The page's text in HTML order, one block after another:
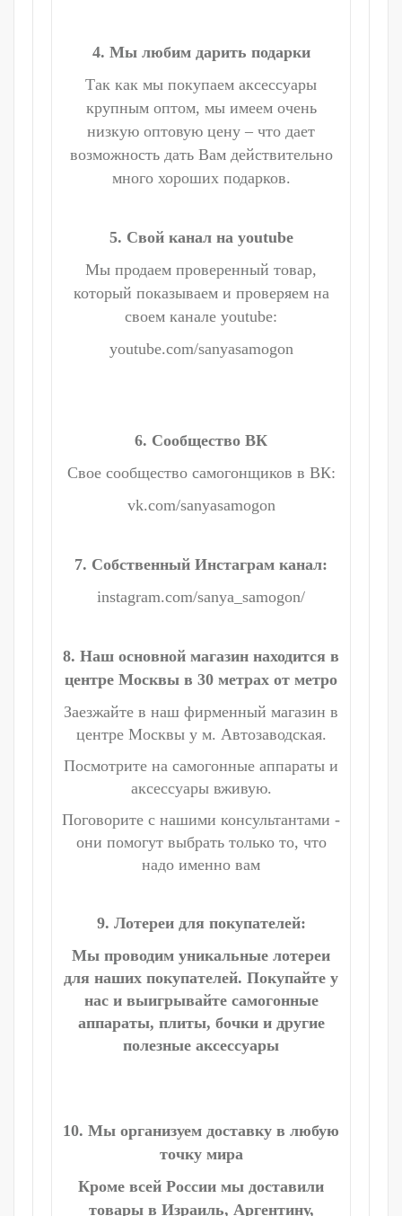
4. Мы любим дарить подарки
Так как мы покупаем аксессуары
крупным оптом, мы имеем очень
низкую оптовую цену – что дает
возможность дать Вам действительно
много хороших подарков.
5. Свой канал на youtube
Мы продаем проверенный товар,
который показываем и проверяем на
своем канале youtube:
youtube.com/sanyasamogon
6. Сообщество ВК
Свое сообщество самогонщиков в ВК:
vk.com/sanyasamogon
7. Собственный Инстаграм канал:
instagram.com/sanya_samogon/
8. Наш основной магазин находится в
центре Москвы в 30 метрах от метро
Заезжайте в наш фирменный магазин в
центре Москвы у м. Автозаводская.
Посмотрите на самогонные аппараты и
аксессуары вживую.
Поговорите с нашими консультантами -
они помогут выбрать только то, что
надо именно вам
9. Лотереи для покупателей:
Мы проводим уникальные лотереи
для наших покупателей. Покупайте у
нас и выигрывайте самогонные
аппараты, плиты, бочки и другие
полезные аксессуары
10. Мы организуем доставку в любую
точку мира
Кроме всей России мы доставили
товары в Израиль, Аргентину,